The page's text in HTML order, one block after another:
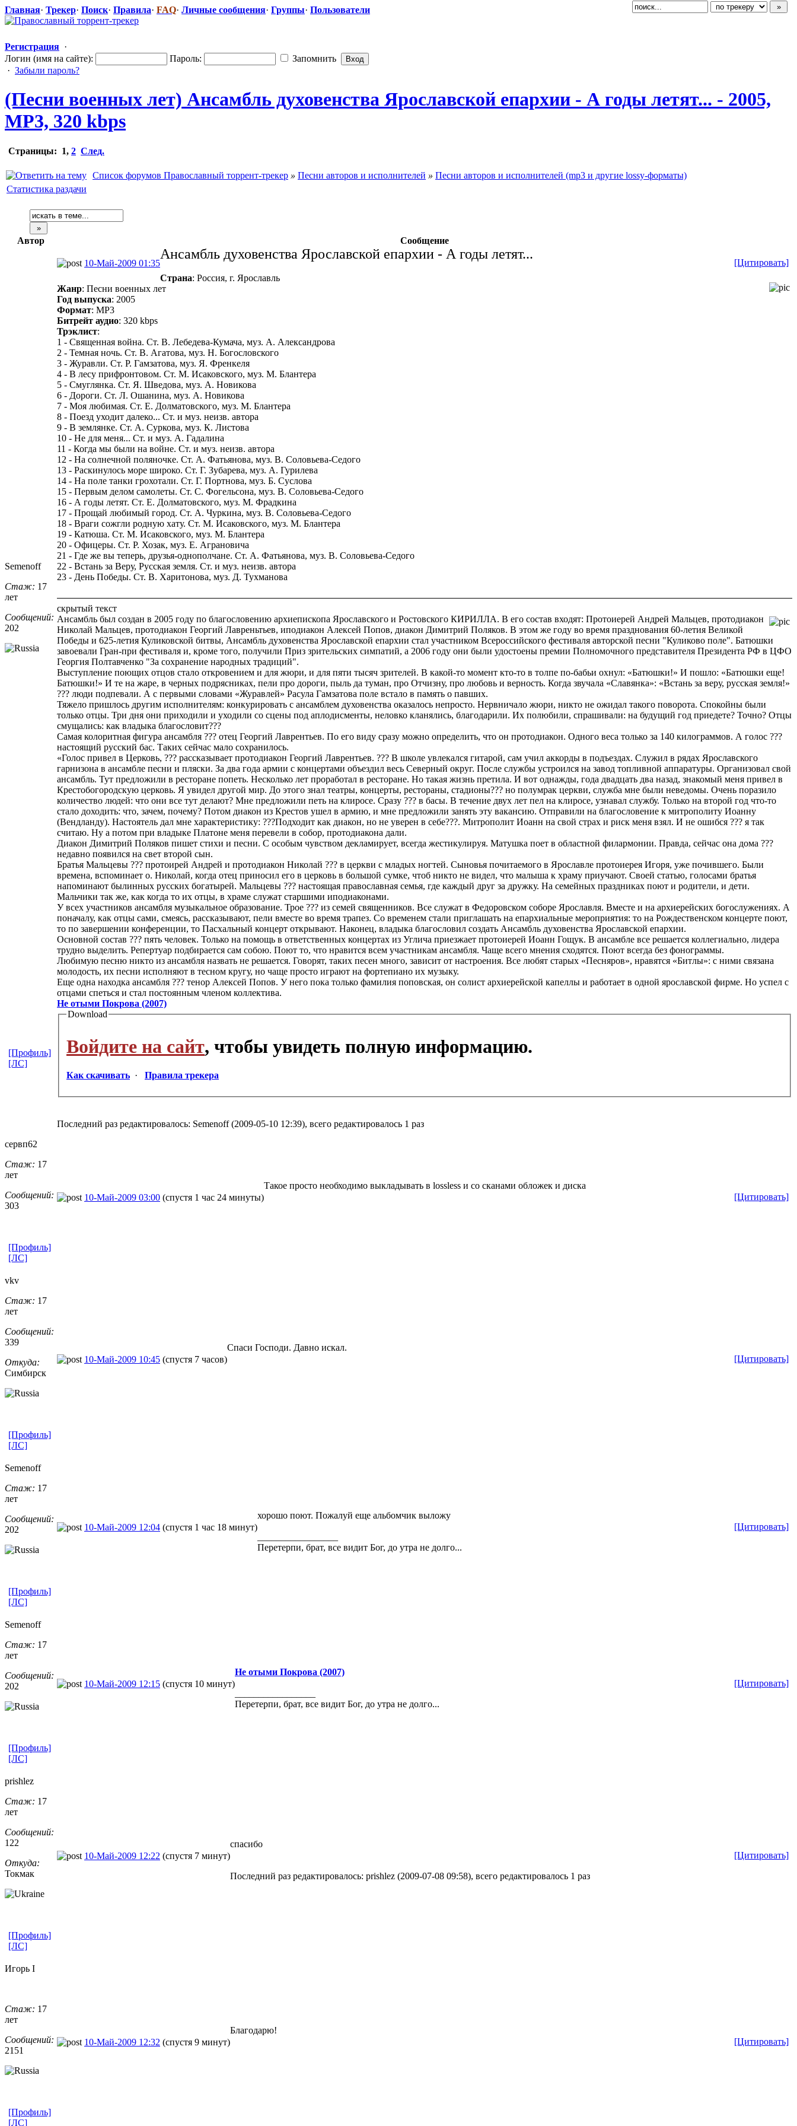
Главная· Трекер· Поиск· Правила· FAQ· Личные сообщения· Группы· Пользователи
Регистрация ·
Логин (имя на сайте):
Пароль:
Запомнить
· Забыли пароль?
(Песни военных лет) Ансамбль духовенства Ярославской епархии - А годы летят... - 2005,
MP3, 320 kbps
Страницы: 1, 2 След.
Список форумов Православный торрент-трекер » Песни авторов и исполнителей » Песни авторов и исполнителей (mp3 и другие lossy-форматы)
Статистика раздачи
Автор Сообщение
Semenoff
Стаж: 17
лет
Сообщений:
202
10-Май-2009 01:35 [Цитировать]
Ансамбль духовенства Ярославской епархии - А годы летят...
Страна: Россия, г. Ярославль
Жанр: Песни военных лет
Год выпуска: 2005
Формат: MP3
Битрейт аудио: 320 kbps
Трэклист:
1 - Священная война. Ст. В. Лебедева-Кумача, муз. А. Александрова
2 - Темная ночь. Ст. В. Агатова, муз. Н. Богословского
3 - Журавли. Ст. Р. Гамзатова, муз. Я. Френкеля
4 - В лесу прифронтовом. Ст. М. Исаковского, муз. М. Блантера
5 - Смуглянка. Ст. Я. Шведова, муз. А. Новикова
6 - Дороги. Ст. Л. Ошанина, муз. А. Новикова
7 - Моя любимая. Ст. Е. Долматовского, муз. М. Блантера
8 - Поезд уходит далеко... Ст. и муз. неизв. автора
9 - В землянке. Ст. А. Суркова, муз. К. Листова
10 - Не для меня... Ст. и муз. А. Гадалина
11 - Когда мы были на войне. Ст. и муз. неизв. автора
12 - На солнечной поляночке. Ст. А. Фатьянова, муз. В. Соловьева-Седого
13 - Раскинулось море широко. Ст. Г. Зубарева, муз. А. Гурилева
14 - На поле танки грохотали. Ст. Г. Портнова, муз. Б. Суслова
15 - Первым делом самолеты. Ст. С. Фогельсона, муз. В. Соловьева-Седого
16 - А годы летят. Ст. Е. Долматовского, муз. М. Фрадкина
17 - Прощай любимый город. Ст. А. Чуркина, муз. В. Соловьева-Седого
18 - Враги сожгли родную хату. Ст. М. Исаковского, муз. М. Блантера
19 - Катюша. Ст. М. Исаковского, муз. М. Блантера
20 - Офицеры. Ст. Р. Хозак, муз. Е. Аграновича
21 - Где же вы теперь, друзья-однополчане. Ст. А. Фатьянова, муз. В. Соловьева-Седого
22 - Встань за Веру, Русская земля. Ст. и муз. неизв. автора
23 - День Победы. Ст. В. Харитонова, муз. Д. Тухманова
скрытый текст
Ансамбль был создан в 2005 году по благословению архиепископа Ярославского и Ростовского КИРИЛЛА. В его состав входят: Протоиерей Андрей Мальцев, протодиакон
Николай Мальцев, протодиакон Георгий Лавреньтьев, иподиакон Алексей Попов, диакон Димитрий Поляков. В этом же году во время празднования 60-летия Великой
Победы и 625-летия Куликовской битвы, Ансамбль духовенства Ярославской епархии стал участником Всероссийского фестиваля авторской песни "Куликово поле". Батюшки
завоевали Гран-при фестиваля и, кроме того, получили Приз зрительских симпатий, а 2006 году они были удостоены премии Полномочного представителя Президента РФ в ЦФО
Георгия Полтавченко "За сохранение народных традиций".
Выступление поющих отцов стало откровением и для жюри, и для пяти тысяч зрителей. В какой-то момент кто-то в толпе по-бабьи охнул: «Батюшки!» И пошло: «Батюшки еще!
Батюшки!» И те на жаре, в черных подрясниках, пели про дороги, пыль да туман, про Отчизну, про любовь и верность. Когда звучала «Славянка»: «Встань за веру, русская земля!»
??? люди подпевали. А с первыми словами «Журавлей» Расула Гамзатова поле встало в память о павших.
Тяжело пришлось другим исполнителям: конкурировать с ансамблем духовенства оказалось непросто. Нервничало жюри, никто не ожидал такого поворота. Спокойны были
только отцы. Три дня они приходили и уходили со сцены под аплодисменты, неловко кланялись, благодарили. Их полюбили, спрашивали: на будущий год приедете? Точно? Отцы
смущались: как владыка благословит???
Самая колоритная фигура ансамбля ??? отец Георгий Лаврентьев. По его виду сразу можно определить, что он протодиакон. Одного веса только за 140 килограммов. А голос ???
настоящий русский бас. Таких сейчас мало сохранилось.
«Голос привел в Церковь, ??? рассказывает протодиакон Георгий Лаврентьев. ??? В школе увлекался гитарой, сам учил аккорды в подъездах. Служил в рядах Ярославского
гарнизона в ансамбле песни и пляски. За два года армии с концертами объездил весь Северный округ. После службы устроился на завод топливной аппаратуры. Организовал свой
ансамбль. Тут предложили в ресторане попеть. Несколько лет проработал в ресторане. Но такая жизнь претила. И вот однажды, года двадцать два назад, знакомый меня привел в
Крестобогородскую церковь. Я увидел другой мир. До этого знал театры, концерты, рестораны, стадионы??? но полумрак церкви, служба мне были неведомы. Очень поразило
количество людей: что они все тут делают? Мне предложили петь на клиросе. Сразу ??? в басы. В течение двух лет пел на клиросе, узнавал службу. Только на второй год что-то
стало доходить: что, зачем, почему? Потом диакон из Крестов ушел в армию, и мне предложили занять эту вакансию. Отправили на благословение к митрополиту Иоанну
(Вендланду). Настоятель дал мне характеристику: ???Подходит как диакон, но не уверен в себе???. Митрополит Иоанн на свой страх и риск меня взял. И не ошибся ??? я так
считаю. Ну а потом при владыке Платоне меня перевели в собор, протодиакона дали.
Диакон Димитрий Поляков пишет стихи и песни. С особым чувством декламирует, всегда жестикулируя. Матушка поет в областной филармонии. Правда, сейчас она дома ???
недавно появился на свет второй сын.
Братья Мальцевы ??? протоирей Андрей и протодиакон Николай ??? в церкви с младых ногтей. Сыновья почитаемого в Ярославле протоиерея Игоря, уже почившего. Были
времена, вспоминает о. Николай, когда отец приносил его в церковь в большой сумке, чтоб никто не видел, что малыша к храму приучают. Своей статью, голосами братья
напоминают былинных русских богатырей. Мальцевы ??? настоящая православная семья, где каждый друг за дружку. На семейных праздниках поют и родители, и дети.
Мальчики так же, как когда то их отцы, в храме служат старшими иподиаконами.
У всех участников ансамбля музыкальное образование. Трое ??? из семей священников. Все служат в Федоровском соборе Ярославля. Вместе и на архиерейских богослужениях. А
поначалу, как отцы сами, смеясь, рассказывают, пели вместе во время трапез. Со временем стали приглашать на епархиальные мероприятия: то на Рождественском концерте поют,
то по завершении конференции, то Пасхальный концерт открывают. Наконец, владыка благословил создать Ансамбль духовенства Ярославской епархии.
Основной состав ??? пять человек. Только на помощь в ответственных концертах из Углича приезжает протоиерей Иоанн Гощук. В ансамбле все решается коллегиально, лидера
трудно выделить. Репертуар подбирается сам собою. Поют то, что нравится всем участникам ансамбля. Чаще всего мнения сходятся. Поют всегда без фонограммы.
Любимую песню никто из ансамбля назвать не решается. Говорят, таких песен много, зависит от настроения. Все любят старых «Песняров», нравятся «Битлы»: с ними связана
молодость, их песни исполняют в тесном кругу, но чаще просто играют на фортепиано их музыку.
Еще одна находка ансамбля ??? тенор Алексей Попов. У него пока только фамилия поповская, он солист архиерейской капеллы и работает в одной ярославской фирме. Но успел с
отцами спеться и стал постоянным членом коллектива.
Не отыми Покрова (2007)
Download
Войдите на сайт, чтобы увидеть полную информацию.
Как скачивать · Правила трекера
Последний раз редактировалось: Semenoff (2009-05-10 12:39), всего редактировалось 1 раз
[Профиль]
[ЛС]
сервп62
Стаж: 17
лет
Сообщений:
303
10-Май-2009 03:00 (спустя 1 час 24 минуты) [Цитировать]
Такое просто необходимо выкладывать в lossless и со сканами обложек и диска
[Профиль]
[ЛС]
vkv
Стаж: 17
лет
Сообщений:
339
Откуда:
Симбирск
10-Май-2009 10:45 (спустя 7 часов) [Цитировать]
Спаси Господи. Давно искал.
[Профиль]
[ЛС]
Semenoff
Стаж: 17
лет
Сообщений:
202
10-Май-2009 12:04 (спустя 1 час 18 минут) [Цитировать]
хорошо поют. Пожалуй еще альбомчик выложу
Пеpетеpпи, бpат, все видит Бог, до утpа не долго...
[Профиль]
[ЛС]
Semenoff
Стаж: 17
лет
Сообщений:
202
10-Май-2009 12:15 (спустя 10 минут) [Цитировать]
Не отыми Покрова (2007)
Пеpетеpпи, бpат, все видит Бог, до утpа не долго...
[Профиль]
[ЛС]
prishlez
Стаж: 17
лет
Сообщений:
122
Откуда:
Токмак
10-Май-2009 12:22 (спустя 7 минут) [Цитировать]
спасибо
Последний раз редактировалось: prishlez (2009-07-08 09:58), всего редактировалось 1 раз
[Профиль]
[ЛС]
Игорь I
Стаж: 17
лет
Сообщений:
2151
10-Май-2009 12:32 (спустя 9 минут) [Цитировать]
Благодарю!
[Профиль]
[ЛС]